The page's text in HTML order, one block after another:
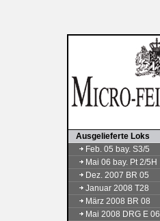
Ausgelieferte Loks
Feb. 05 bay. S3/5
Mai 06 bay. Pt 2/5H
Dez. 2007 BR 05
Januar 2008 T28
März 2008 BR 08
Mai 2008 DRG E 06